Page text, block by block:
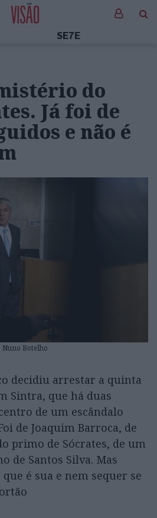
SE7E
do
Já foi de
e não é
Nuno Botelho
decidiu arrestar a quinta
Sintra, que há duas
de um escândalo
de Joaquim Barroca, de
primo de Sócrates, de um
de Santos Silva. Mas
é sua e nem sequer se